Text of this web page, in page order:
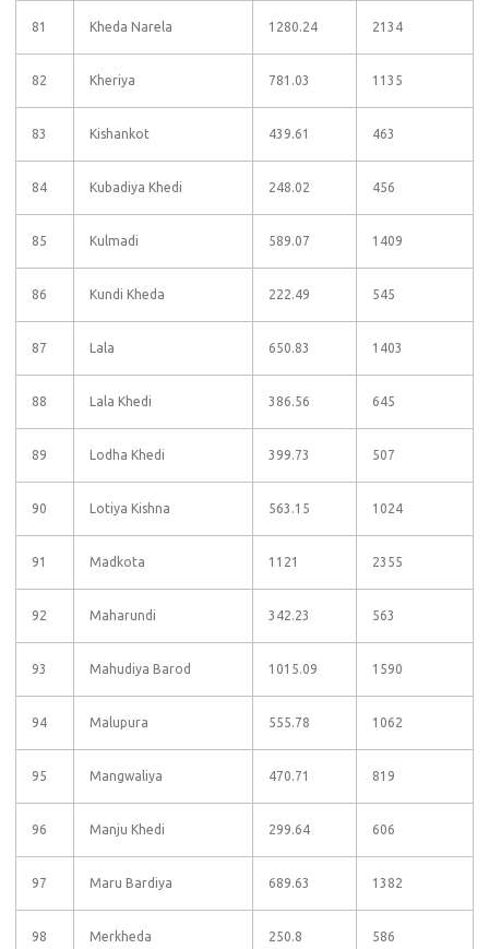
81 Kheda Narela 1280.24 2134
82 Kheriya 781.03 1135
83 Kishankot 439.61 463
84 Kubadiya Khedi 248.02 456
85 Kulmadi 589.07 1409
86 Kundi Kheda 222.49 545
87 Lala 650.83 1403
88 Lala Khedi 386.56 645
89 Lodha Khedi 399.73 507
90 Lotiya Kishna 563.15 1024
91 Madkota 1121 2355
92 Maharundi 342.23 563
93 Mahudiya Barod 1015.09 1590
94 Malupura 555.78 1062
95 Mangwaliya 470.71 819
96 Manju Khedi 299.64 606
97 Maru Bardiya 689.63 1382
98 Merkheda 250.8 586